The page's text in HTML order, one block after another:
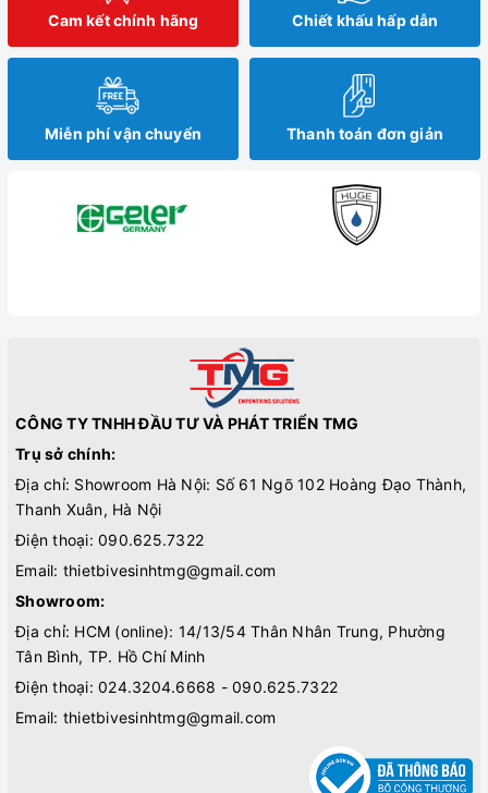
Cam kết chính hãng Chiết khấu hấp dẫn
Miễn phí vận chuyển Thanh toán đơn giản
CÔNG TY TNHH ĐẦU TƯ VÀ PHÁT TRIỂN TMG
Trụ sở chính:
Địa chỉ: Showroom Hà Nội: Số 61 Ngõ 102 Hoàng Đạo Thành,
Thanh Xuân, Hà Nội
Điện thoại: 090.625.7322
Email: thietbivesinhtmg@gmail.com
Showroom:
Địa chỉ: HCM (online): 14/13/54 Thân Nhân Trung, Phường
Tân Bình, TP. Hồ Chí Minh
Điện thoại: 024.3204.6668 - 090.625.7322
Email: thietbivesinhtmg@gmail.com